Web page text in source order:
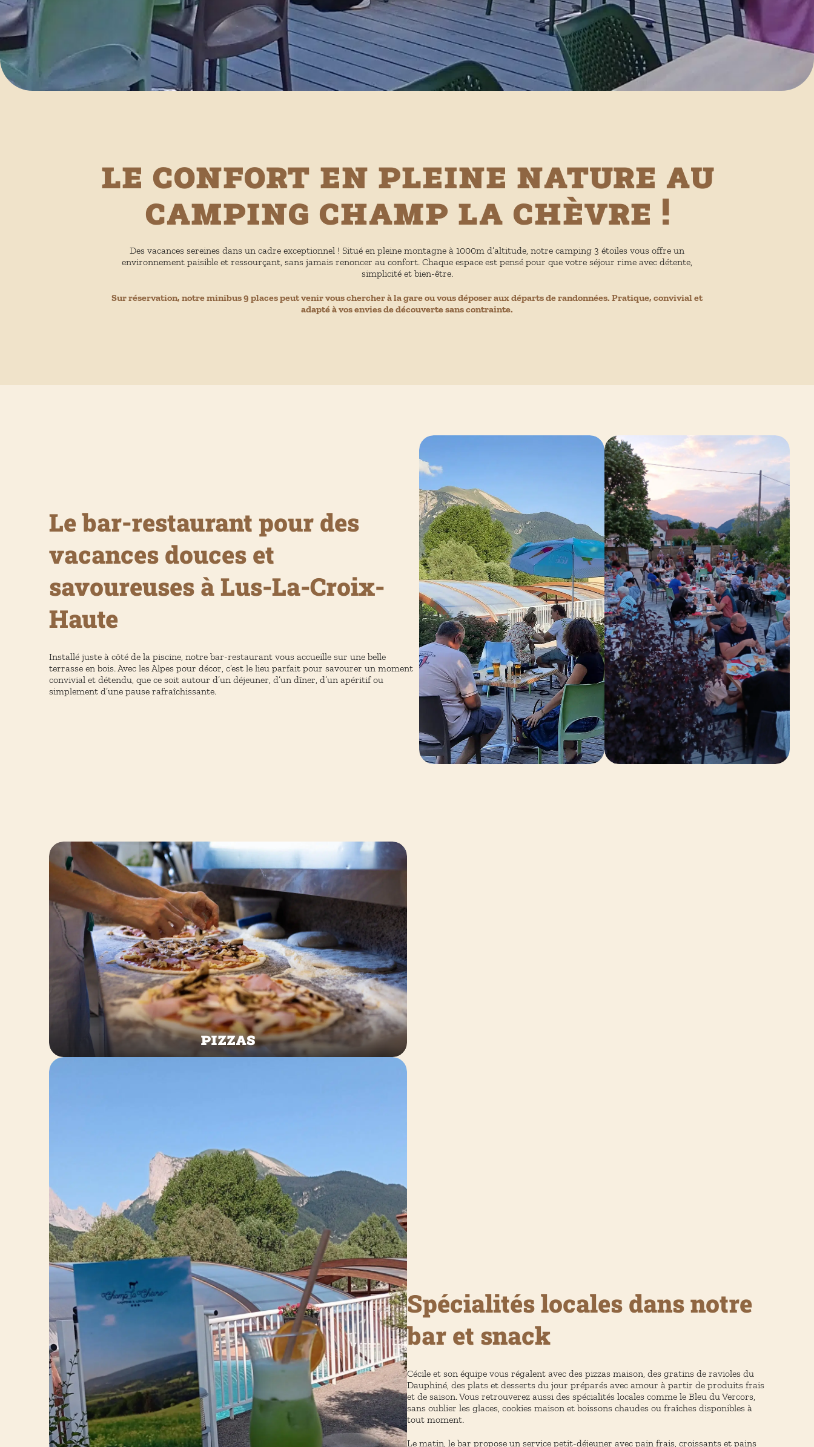
Le confort en pleine nature au
camping Champ La Chèvre !
Des vacances sereines dans un cadre exceptionnel ! Situé en pleine montagne à 1000m d’altitude, notre camping 3 étoiles vous offre un
environnement paisible et ressourçant, sans jamais renoncer au confort. Chaque espace est pensé pour que votre séjour rime avec détente,
simplicité et bien-être.
Sur réservation, notre minibus 9 places peut venir vous chercher à la gare ou vous déposer aux départs de randonnées. Pratique, convivial et
adapté à vos envies de découverte sans contrainte.
Le bar-restaurant pour des
vacances douces et
savoureuses à Lus-La-Croix-
Haute
Installé juste à côté de la piscine, notre bar-restaurant vous accueille sur une belle
terrasse en bois. Avec les Alpes pour décor, c’est le lieu parfait pour savourer un moment
convivial et détendu, que ce soit autour d’un déjeuner, d’un dîner, d’un apéritif ou
simplement d’une pause rafraîchissante.
Pizzas
Spécialités locales dans notre
bar et snack
Cécile et son équipe vous régalent avec des pizzas maison, des gratins de ravioles du
Dauphiné, des plats et desserts du jour préparés avec amour à partir de produits frais
et de saison. Vous retrouverez aussi des spécialités locales comme le Bleu du Vercors,
sans oublier les glaces, cookies maison et boissons chaudes ou fraîches disponibles à
tout moment.
Le matin, le bar propose un service petit-déjeuner avec pain frais, croissants et pains